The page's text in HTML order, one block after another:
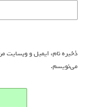
ذخیره نام، ایمیل و وبسایت
می‌نویسم.